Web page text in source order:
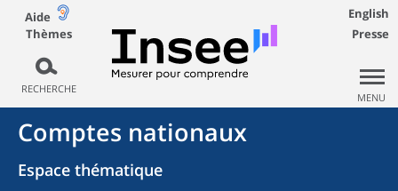
Aide
Thèmes
RECHERCHE
English
Presse
MENU
Comptes nationaux
Espace thématique